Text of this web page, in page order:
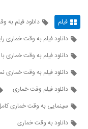
فیلم
دانلود فیلم به
دانلود فیلم به وقت خماری
دانلود فیلم به وقت خماری
دانلود فیلم به وقت خماری
دانلود فیلم وقت خماری
سینمایی به وقت خماری
دانلود به وقت خماری